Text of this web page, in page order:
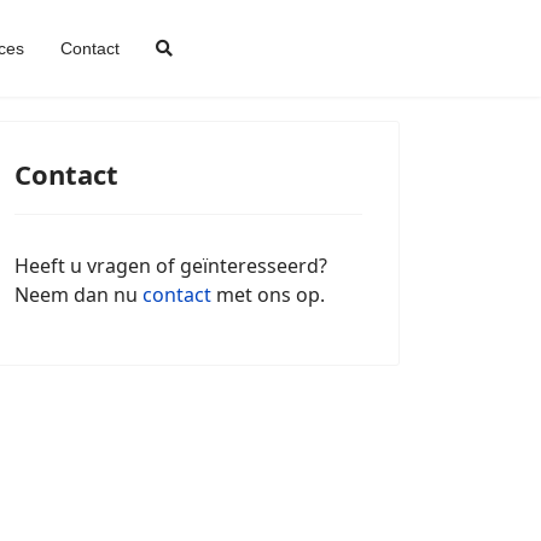
Contact
Contact
Heeft u vragen of geïnteresseerd?
Neem dan nu contact met ons op.